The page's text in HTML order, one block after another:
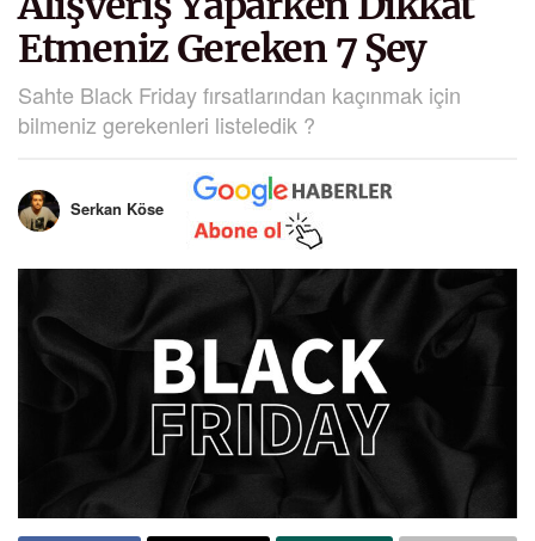
Etmeniz Gereken 7 Şey
Sahte Black Friday fırsatlarından kaçınmak için
bilmeniz gerekenleri listeledik ?
Serkan Köse